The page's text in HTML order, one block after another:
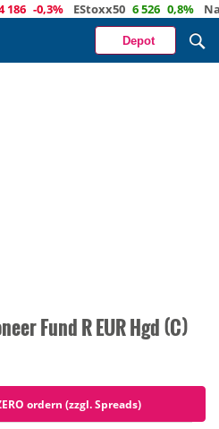
-0,3% EStoxx50 6 526 0,8%
Depot
Fund R EUR Hgd (C)
ordern (zzgl. Spreads)